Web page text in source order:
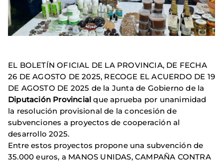
EL BOLETÍN OFICIAL DE LA PROVINCIA, DE FECHA
26 DE AGOSTO DE 2025, RECOGE EL ACUERDO DE 19
DE AGOSTO DE 2025 de la Junta de Gobierno de la
Diputación Provincial que aprueba por unanimidad
la resolución provisional de la concesión de
subvenciones a proyectos de cooperación al
desarrollo 2025.
Entre estos proyectos propone una subvención de
35.000 euros, a MANOS UNIDAS, CAMPAÑA CONTRA